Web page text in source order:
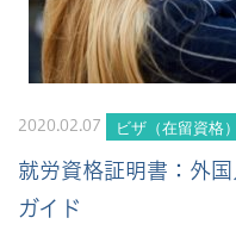
2020.02.07 ビザ（在留資格
就労資格証明書：外
ガイド